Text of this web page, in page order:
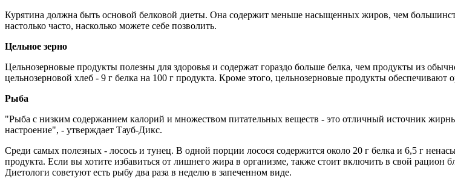
Курятина должна быть основой белковой диеты. Она содержит меньше насыщенных жиров, чем
настолько часто, насколько можете себе позволить.
Цельное зерно
Цельнозерновые продукты полезны для здоровья и содержат гораздо больше белка, чем продукты из
цельнозерновой хлеб - 9 г белка на 100 г продукта. Кроме этого, цельнозерновые продукты обеспечивают
Рыба
"Рыба с низким содержанием калорий и множеством питательных веществ - это отличный источник
настроение", - утверждает Тауб-Дикс.
Среди самых полезных - лосось и тунец. В одной порции лосося содержится около 20 г белка и 6,5 г
продукта. Если вы хотите избавиться от лишнего жира в организме, также стоит включить в свой
Диетологи советуют есть рыбу два раза в неделю в запеченном виде.